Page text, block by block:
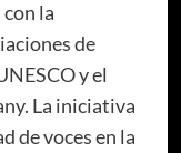
la
de
y el
La iniciativa
de voces en la